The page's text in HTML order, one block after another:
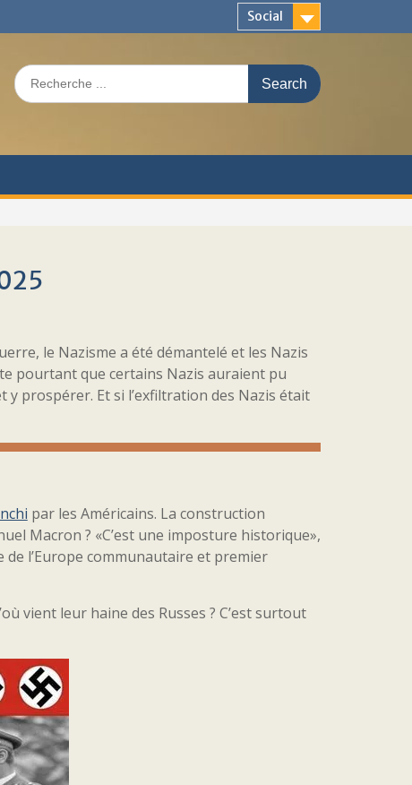
Social
Search
for:
le Nazisme a été démantelé et les Nazis
pourtant que certains Nazis auraient pu
y prospérer. Et si l’exfiltration des Nazis était
par les Américains. La construction
Macron ? «C’est une imposture historique»,
de l’Europe communautaire et premier
vient leur haine des Russes ? C’est surtout